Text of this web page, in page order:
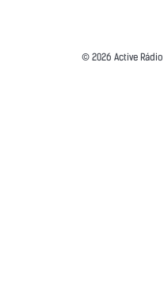
© 2026 Active Rádio